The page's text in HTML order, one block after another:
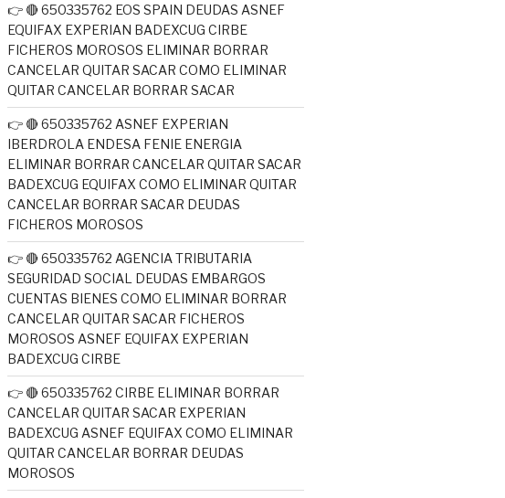
👉 🔴 650335762 EOS SPAIN DEUDAS ASNEF
EQUIFAX EXPERIAN BADEXCUG CIRBE
FICHEROS MOROSOS ELIMINAR BORRAR
CANCELAR QUITAR SACAR COMO ELIMINAR
QUITAR CANCELAR BORRAR SACAR
👉 🔴 650335762 ASNEF EXPERIAN
IBERDROLA ENDESA FENIE ENERGIA
ELIMINAR BORRAR CANCELAR QUITAR SACAR
BADEXCUG EQUIFAX COMO ELIMINAR QUITAR
CANCELAR BORRAR SACAR DEUDAS
FICHEROS MOROSOS
👉 🔴 650335762 AGENCIA TRIBUTARIA
SEGURIDAD SOCIAL DEUDAS EMBARGOS
CUENTAS BIENES COMO ELIMINAR BORRAR
CANCELAR QUITAR SACAR FICHEROS
MOROSOS ASNEF EQUIFAX EXPERIAN
BADEXCUG CIRBE
👉 🔴 650335762 CIRBE ELIMINAR BORRAR
CANCELAR QUITAR SACAR EXPERIAN
BADEXCUG ASNEF EQUIFAX COMO ELIMINAR
QUITAR CANCELAR BORRAR DEUDAS
MOROSOS